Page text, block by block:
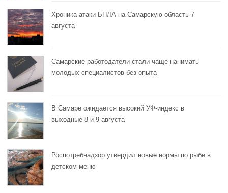
Хроника атаки БПЛА на Самарскую область 7
августа
Самарские работодатели стали чаще нанимать
молодых специалистов без опыта
В Самаре ожидается высокий УФ-индекс в
выходные 8 и 9 августа
Роспотребнадзор утвердил новые нормы по рыбе в
детском меню